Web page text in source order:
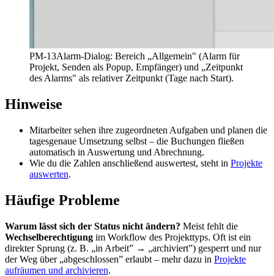
PM-13Alarm-Dialog: Bereich „Allgemein" (Alarm für
Projekt, Senden als Popup, Empfänger) und „Zeitpunkt
des Alarms" als relativer Zeitpunkt (Tage nach Start).
Hinweise
Mitarbeiter sehen ihre zugeordneten Aufgaben und planen die
tagesgenaue Umsetzung selbst – die Buchungen fließen
automatisch in Auswertung und Abrechnung.
Wie du die Zahlen anschließend auswertest, steht in Projekte
auswerten.
Häufige Probleme
Warum lässt sich der Status nicht ändern? Meist fehlt die
Wechselberechtigung im Workflow des Projekttyps. Oft ist ein
direkter Sprung (z. B. „in Arbeit” → „archiviert”) gesperrt und nur
der Weg über „abgeschlossen” erlaubt – mehr dazu in Projekte
aufräumen und archivieren.